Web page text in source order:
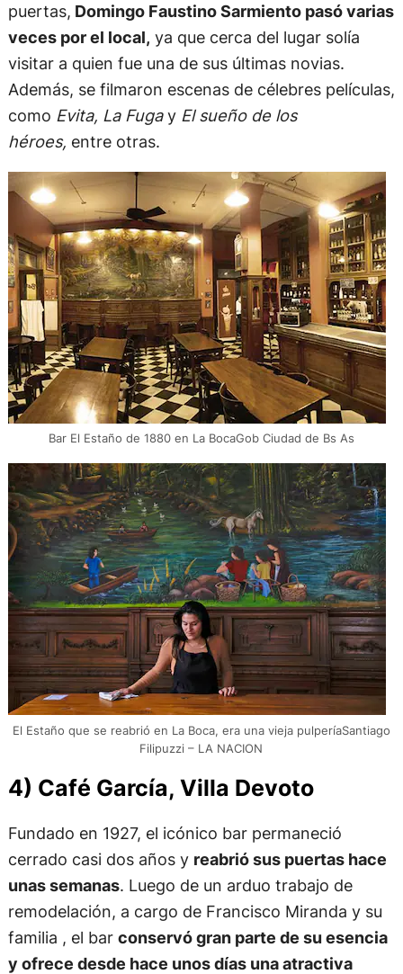
puertas, Domingo Faustino Sarmiento pasó varias
veces por el local, ya que cerca del lugar solía
visitar a quien fue una de sus últimas novias.
Además, se filmaron escenas de célebres películas,
como Evita, La FugayEl sueño de los
héroes, entre otras.
Bar El Estaño de 1880 en La BocaGob Ciudad de Bs As
El Estaño que se reabrió en La Boca, era una vieja pulperíaSantiago
Filipuzzi – LA NACION
4) Café García, Villa Devoto
Fundado en 1927, el icónico bar permaneció
cerrado casi dos años y reabrió sus puertas hace
unas semanas. Luego de un arduo trabajo de
remodelación, a cargo de Francisco Miranda y su
familia , el bar conservó gran parte de su esencia
y ofrece desde hace unos días una atractiva